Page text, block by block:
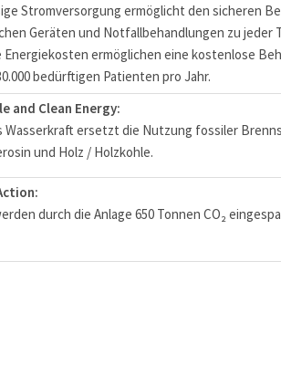
Stromversorgung ermöglicht den sicheren
Geräten und Notfallbehandlungen zu jeder
Energiekosten ermöglichen eine kostenlose
bedürftigen Patienten pro Jahr.
and Clean Energy:
Wasserkraft ersetzt die Nutzung fossiler
und Holz / Holzkohle.
durch die Anlage 650 Tonnen CO₂